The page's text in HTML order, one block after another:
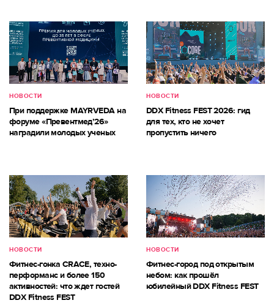
НОВОСТИ
При поддержке MAYRVEDA на
форуме «Превентмед’26»
наградили молодых ученых
НОВОСТИ
DDX Fitness FEST 2026: гид
для тех, кто не хочет
пропустить ничего
НОВОСТИ
Фитнес-гонка CRACE, техно-
перформанс и более 150
активностей: что ждет гостей
DDX Fitness FEST
НОВОСТИ
Фитнес-город под открытым
небом: как прошёл
юбилейный DDX Fitness FEST